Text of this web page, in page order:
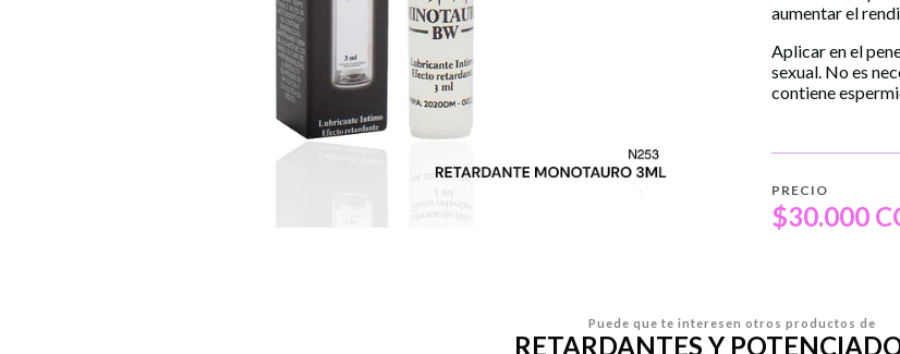
aumentar el
Aplicar en el
sexual. No es
contiene
PRECIO
$30.000
Puede que te interesen otros productos de
RETARDANTES Y